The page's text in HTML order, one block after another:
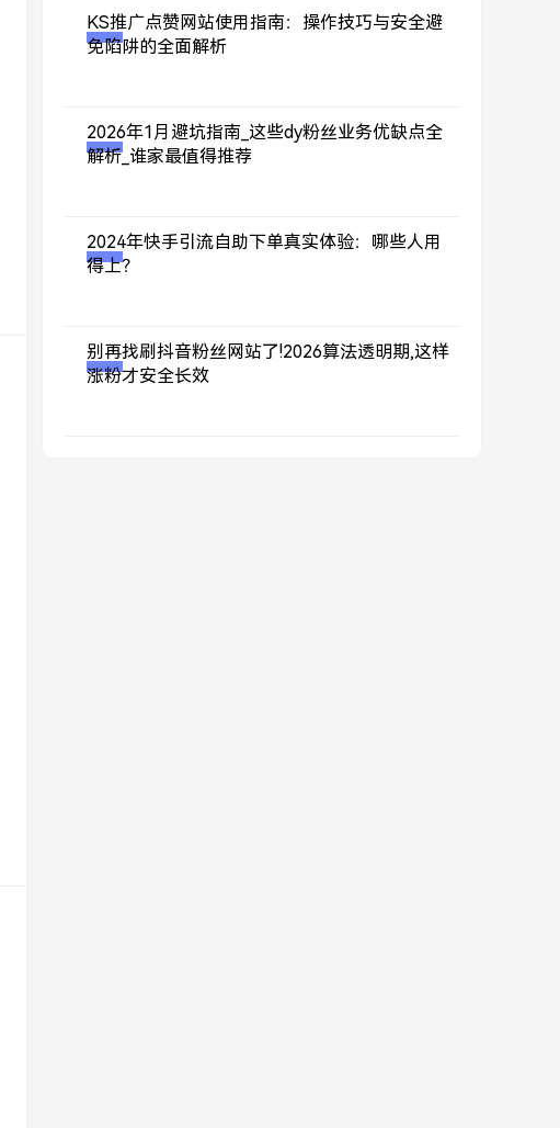
KS推广点赞网站使用指南：操作技巧与安全避
免陷阱的全面解析
2026年1月避坑指南_这些dy粉丝业务优缺点全
解析_谁家最值得推荐
2024年快手引流自助下单真实体验：哪些人用
得上？
别再找刷抖音粉丝网站了!2026算法透明期,这样
涨粉才安全长效